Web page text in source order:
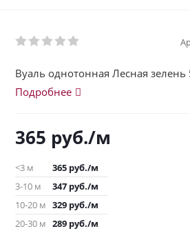
Вуаль однотонная Лесная зелень
Подробнее
365 руб./м
<3 м 365 руб./м
3-10 м
347 руб./м
10-20 м 329 руб./м
20-30 м 289 руб./м